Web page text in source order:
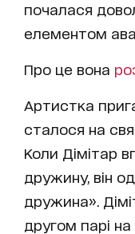
почалася
елементом
Про це вона
Артистка
сталося на
Коли Дімітар
дружину, він
дружина».
другом парі